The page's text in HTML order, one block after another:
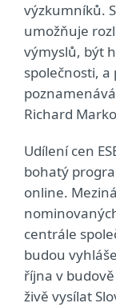
výzkumníků.
umožňuje
výmyslů, být
společnosti, a
Richard
Udílení cen
bohatý
online.
centrále
budou
října v
živě vysílat